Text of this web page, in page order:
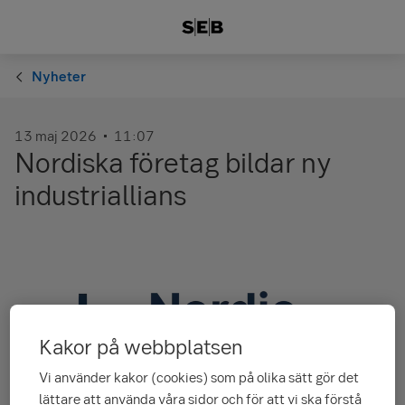
Nyheter
13 maj 2026 11:07
Nordiska företag bildar ny
industriallians
Kakor på webbplatsen
Vi använder kakor (cookies) som på olika sätt gör det
lättare att använda våra sidor och för att vi ska förstå